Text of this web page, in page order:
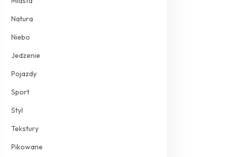
Natura
Niebo
Jedzenie
Pojazdy
Sport
Styl
Tekstury
Pikowane